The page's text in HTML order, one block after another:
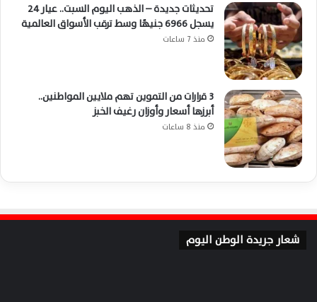
تحديثات جديدة – الذهب اليوم السبت.. عيار 24
يسجل 6966 جنيهًا وسط ترقب الأسواق العالمية
منذ 7 ساعات
3 قرارات من التموين تهم ملايين المواطنين..
أبرزها أسعار وأوزان رغيف الخبز
منذ 8 ساعات
شعار جريدة الوطن اليوم